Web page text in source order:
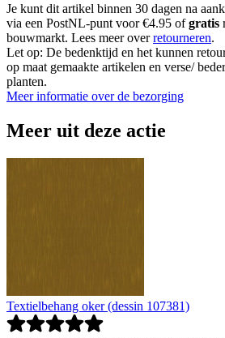
Je kunt dit artikel binnen 30 dagen na
via een PostNL-punt voor €4.95 ofgratis
bouwmarkt. Lees meer overretourneren.
Let op: De bedenktijd en het kunnen
op maat gemaakte artikelen en verse/
planten.
Meer informatie over de bezorging
Meer uit deze actie
Textielbehang oker (dessin 107381)